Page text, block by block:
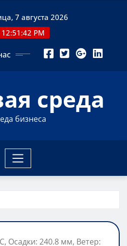
7 августа 2026
12:51:42 PM
среда
бизнеса
Осадки: 240.8 мм, Ветер: